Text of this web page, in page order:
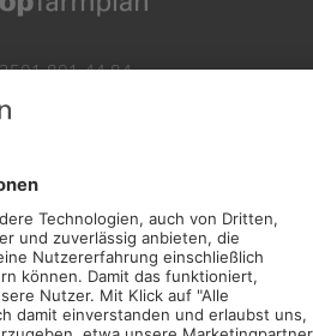
801 44 84
dem Laufenden!
Tipps und hilfreiche Anleitungen!